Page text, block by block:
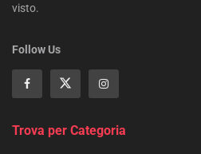
visto.
Follow Us
Trova per Categoria